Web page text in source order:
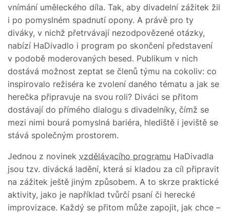
vnímání uměleckého díla. Tak, aby divadelní zážitek žil
i po pomyslném spadnutí opony. A právě pro ty
diváky, v nichž přetrvávají nezodpovězené otázky,
nabízí HaDivadlo i program po skončení představení
v podobě moderovaných besed. Publikum v nich
dostává možnost zeptat se členů týmu na cokoliv: co
inspirovalo režiséra ke zvolení daného tématu a jak se
herečka připravuje na svou roli? Diváci se přitom
dostávají do přímého dialogu s divadelníky, čímž se
mezi nimi bourá pomyslná bariéra, hlediště i jeviště se
stává společným prostorem.
Jednou z novinek vzdělávacího programu HaDivadla
jsou tzv. divácká ladění, která si kladou za cíl připravit
na zážitek ještě jiným způsobem. A to skrze praktické
aktivity, jako je například tvůrčí psaní či herecké
improvizace. Každý se přitom může zapojit, jak chce –